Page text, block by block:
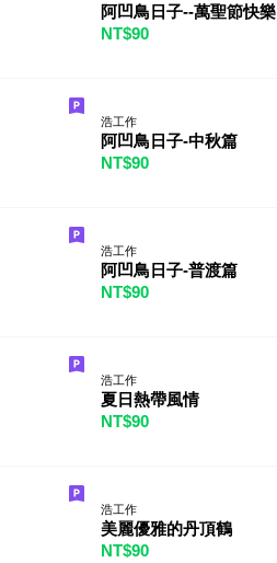
阿凹鳥日子--萬聖節快樂
NT$90
浩工作
阿凹鳥日子-中秋篇
NT$90
浩工作
阿凹鳥日子-普渡篇
NT$90
浩工作
夏日熱帶風情
NT$90
浩工作
美麗優雅的丹頂鶴
NT$90